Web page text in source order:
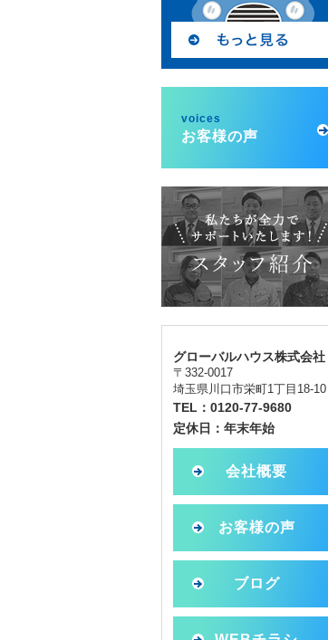
voices
お客様の声
グローバルハウス株式会社
〒332-0017
埼玉県川口市栄町1丁目18-10
TEL：0120-77-9680
定休日：年末年始
会社概要
お客様の声
ブログ